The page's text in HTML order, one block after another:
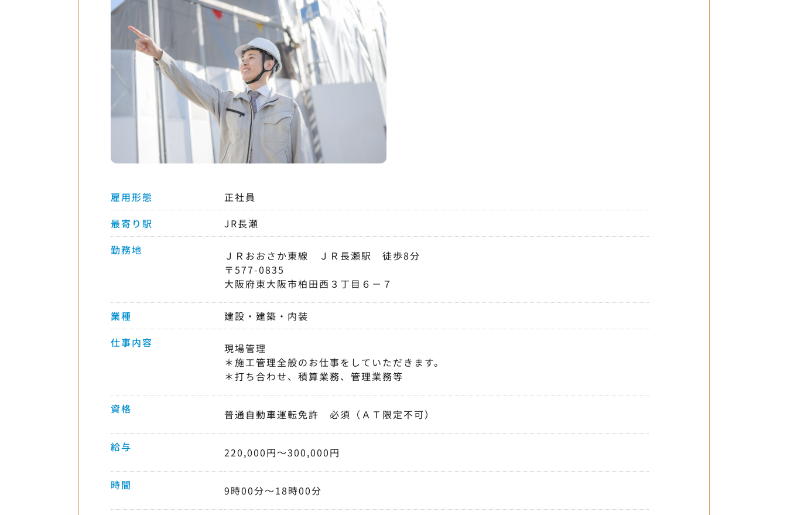
雇用形態
正社員
最寄り駅
JR長瀬
勤務地
ＪＲおおさか東線 ＪＲ長瀬駅 徒歩8分
〒577-0835
大阪府東大阪市柏田西３丁目６－７
業種
建設・建築・内装
仕事内容
現場管理
＊施工管理全般のお仕事をしていただきます。
＊打ち合わせ、積算業務、管理業務等
資格 普通自動車運転免許 必須（ＡＴ限定不可）
給与 220,000円〜300,000円
時間 9時00分〜18時00分